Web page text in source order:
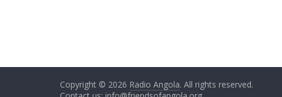
Copyright © 2026 Radio Angola. All rights reserved.